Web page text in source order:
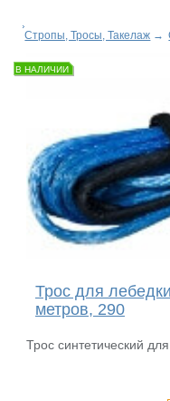
Стропы, Тросы, Такелаж →
В НАЛИЧИИ
Трос для
метров, 290
Трос синтетический